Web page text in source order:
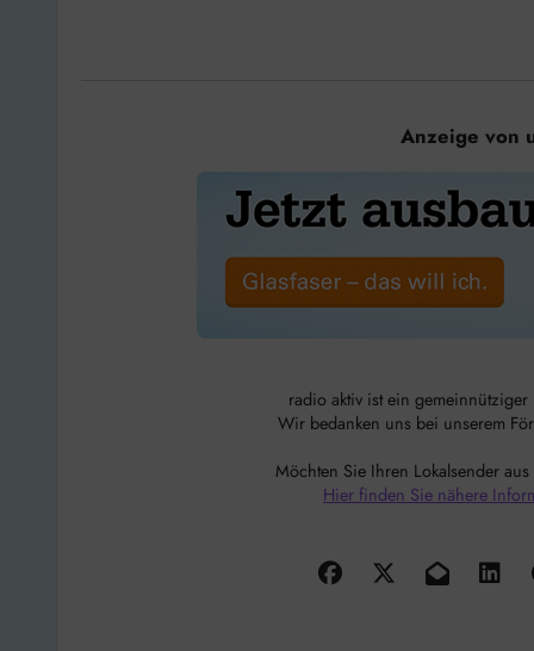
Anzeige von
radio aktiv ist ein
Wir bedanken uns bei unserem
Möchten Sie Ihren Lokalsender
Hier finden Sie nähere